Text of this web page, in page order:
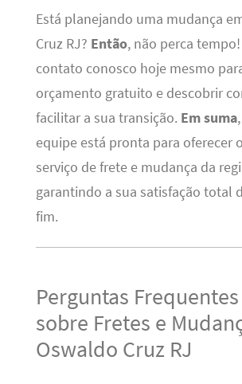
Está planejando uma mudança
Cruz RJ? Então, não perca
contato conosco hoje mesmo
orçamento gratuito e descobrir
facilitar a sua transição. Em suma
equipe está pronta para oferecer
serviço de frete e mudança da
garantindo a sua satisfação total
fim.
Perguntas Frequentes
sobre Fretes e
Oswaldo Cruz RJ